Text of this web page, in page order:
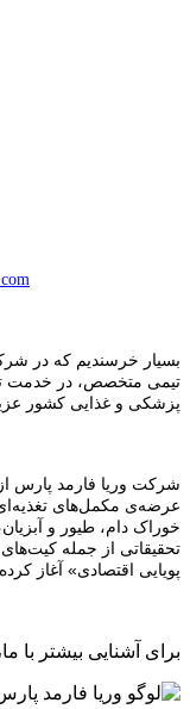
بسیار خرسندیم که در
تیمی متخصص، در خدمت
پزشکی و غذایی کشور
عرضه‌ی مکمل‌های تغذیه‌ای
خوراک دام، طیور و
تحقیقاتی از جمله کیت‌های
پویایی اقتصادی» آغاز
برای آشنایی بیشتر با